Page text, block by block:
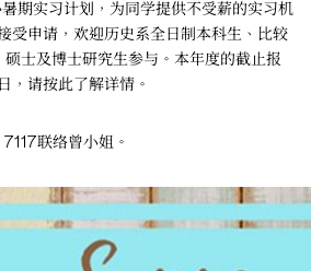
期实习计划，为同学提供不受薪的实习机
受申请，欢迎历史系全日制本科生、比较
士及博士研究生参与。本年度的截止报
，请按此了解详情。
联络曾小姐。